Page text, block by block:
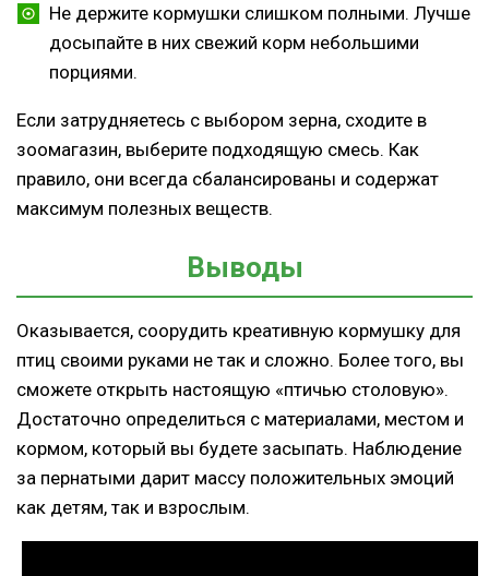
Не держите кормушки слишком полными. Лучше
досыпайте в них свежий корм небольшими
порциями.
Если затрудняетесь с выбором зерна, сходите в
зоомагазин, выберите подходящую смесь. Как
правило, они всегда сбалансированы и содержат
максимум полезных веществ.
Выводы
Оказывается, соорудить креативную кормушку для
птиц своими руками не так и сложно. Более того, вы
сможете открыть настоящую «птичью столовую».
Достаточно определиться с материалами, местом и
кормом, который вы будете засыпать. Наблюдение
за пернатыми дарит массу положительных эмоций
как детям, так и взрослым.